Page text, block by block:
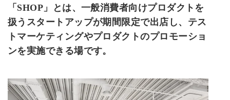
「SHOP」とは、一般消費者向けプロダクトを
扱うスタートアップが期間限定で出店し、テス
トマーケティングやプロダクトのプロモーショ
ンを実施できる場です。